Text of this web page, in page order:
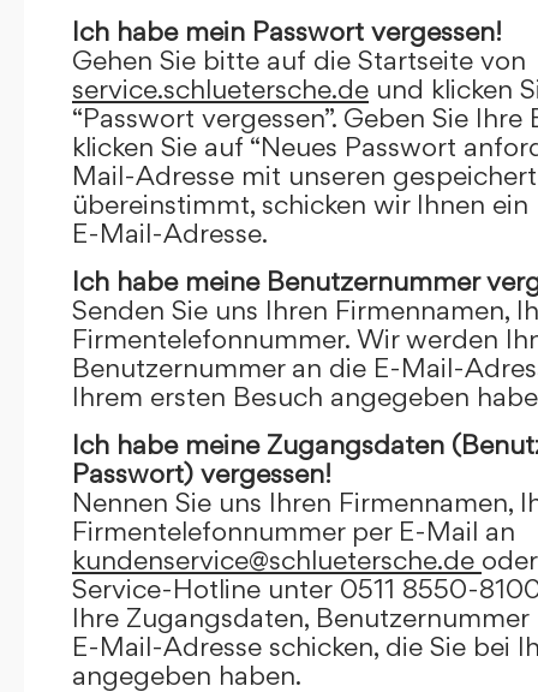
Ich habe mein Passwort vergessen!
Gehen Sie bitte auf die Startseite von
service.schluetersche.de und klicken
“Passwort vergessen”. Geben Sie
klicken Sie auf “Neues Passwort
Mail-Adresse mit unseren
übereinstimmt, schicken wir Ihnen
E-Mail-Adresse.
Ich habe meine Benutzernummer
Senden Sie uns Ihren Firmennamen,
Firmentelefonnummer. Wir werden
Benutzernummer an die E-Mail-
Ihrem ersten Besuch angegeben
Ich habe meine Zugangsdaten
Passwort) vergessen!
Nennen Sie uns Ihren Firmennamen,
Firmentelefonnummer per E-Mail an
kundenservice@schluetersche.de
Service-Hotline unter 0511 8550-
Ihre Zugangsdaten,
E-Mail-Adresse schicken, die Sie bei
angegeben haben.